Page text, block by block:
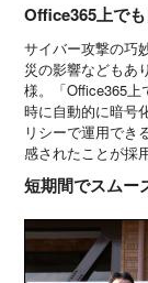
Office365上で
サイバー攻撃の巧
災の影響などもあ
様。「Office365上
時に自動的に暗号
リシーで運用でき
感されたことが採
短期間でスムー